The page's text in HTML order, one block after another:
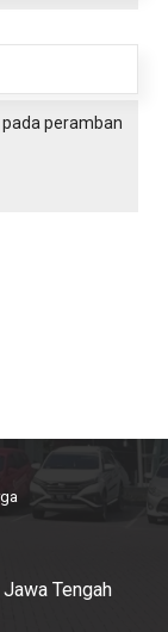
peramban
Tengah